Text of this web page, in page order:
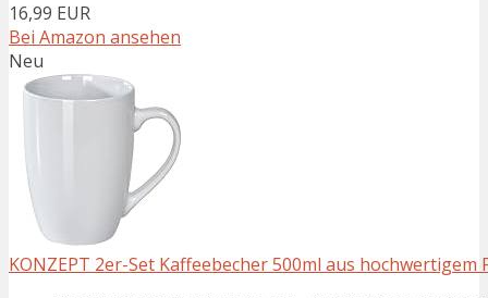
16,99 EUR
Bei Amazon ansehen
Neu
KONZEPT 2er-Set Kaffeebecher 500ml aus